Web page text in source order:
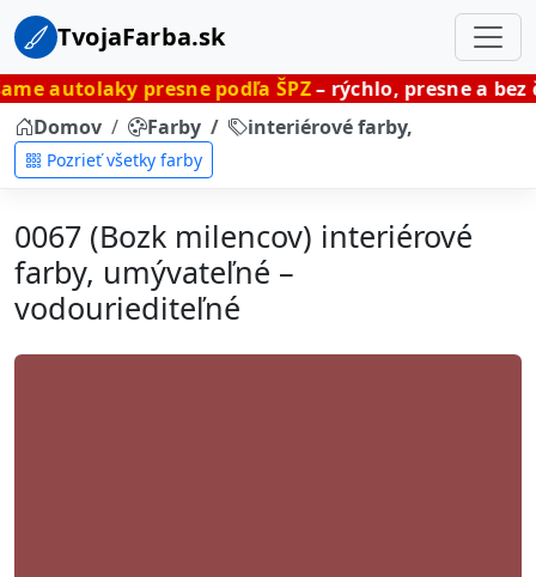
TvojaFarba.sk
presne podľa ŠPZ– rýchlo, presne a bez čakania.
Domov
Farby interiérové farby,
Pozrieť všetky farby
0067 (Bozk milencov) interiérové
farby, umývateľné –
vodouriediteľné